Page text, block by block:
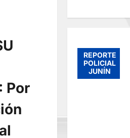
Por
REPORTE
POLICIAL
JUNÍN